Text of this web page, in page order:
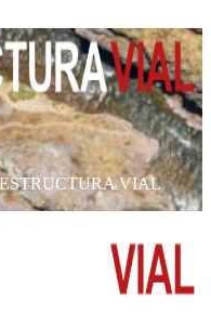
VIAL